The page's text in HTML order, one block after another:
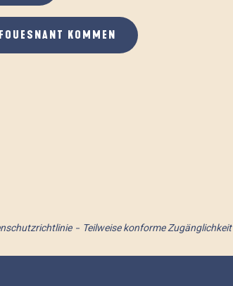
KOMMEN
Teilweise konforme Zugänglichkeit